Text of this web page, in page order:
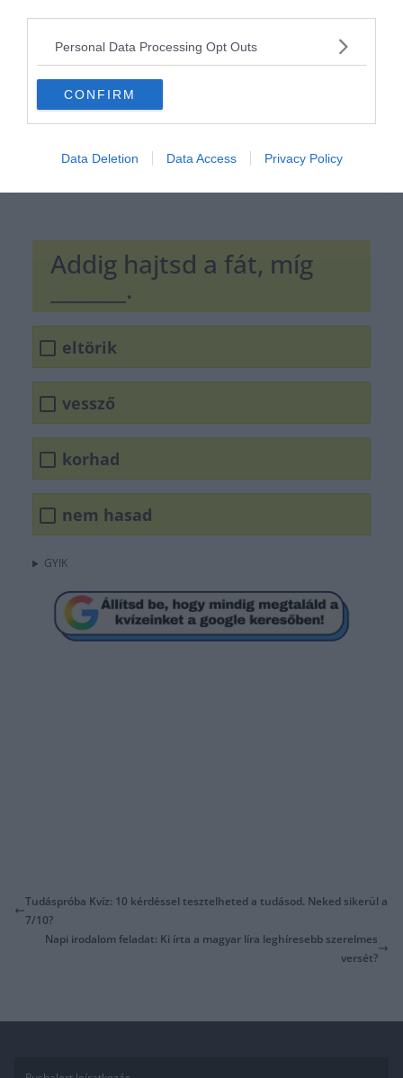
Personal Data Processing Opt Outs
CONFIRM
Data Deletion Data Access Privacy Policy
Addig hajtsd a fát, míg
_______.
eltörik
vessző
korhad
nem hasad
GYIK
Tudáspróba Kvíz: 10 kérdéssel tesztelheted a tudásod. Neked sikerül a
7/10?
Napi irodalom feladat: Ki írta a magyar líra leghíresebb szerelmes
versét?